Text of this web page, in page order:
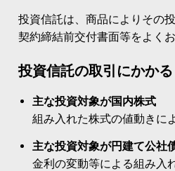
投資信託は、商品によりその
契約締結前交付書面等をよく
投資信託の取引にかか
主な投資対象が国内株式
組み入れた株式の値動きに
主な投資対象が円建て公社
金利の変動等による組み入